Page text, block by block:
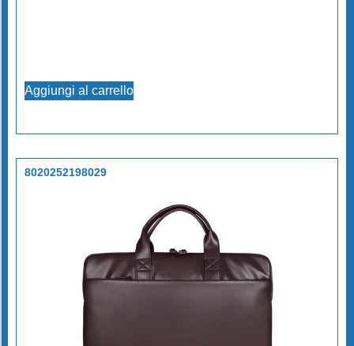
Aggiungi al carrello
8020252198029